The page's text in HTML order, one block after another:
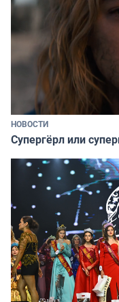
НОВОСТИ
Супергёрл или